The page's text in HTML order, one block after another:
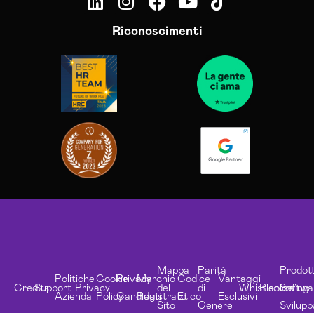
Riconoscimenti
CreditsSupport
Politiche
Aziendali
Privacy
Cookie
Policy
Privacy
Candidati
Marchio
Registrato
Mappa
del
Sito
Codice
Etico
Parità
di
Genere
Vantaggi
Esclusivi
Whistleblowing
Risorse